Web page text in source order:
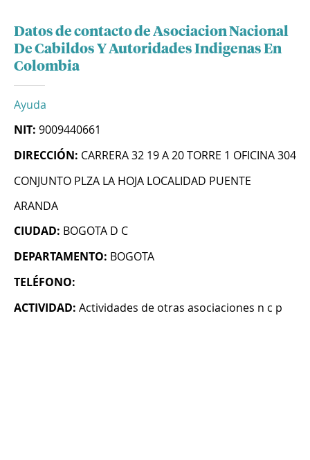
Datos de contacto de Asociacion Nacional
De Cabildos Y Autoridades Indigenas En
Colombia
Ayuda
NIT: 9009440661
DIRECCIÓN: CARRERA 32 19 A 20 TORRE 1 OFICINA 304
CONJUNTO PLZA LA HOJA LOCALIDAD PUENTE
ARANDA
CIUDAD: BOGOTA D C
DEPARTAMENTO: BOGOTA
TELÉFONO:
ACTIVIDAD: Actividades de otras asociaciones n c p